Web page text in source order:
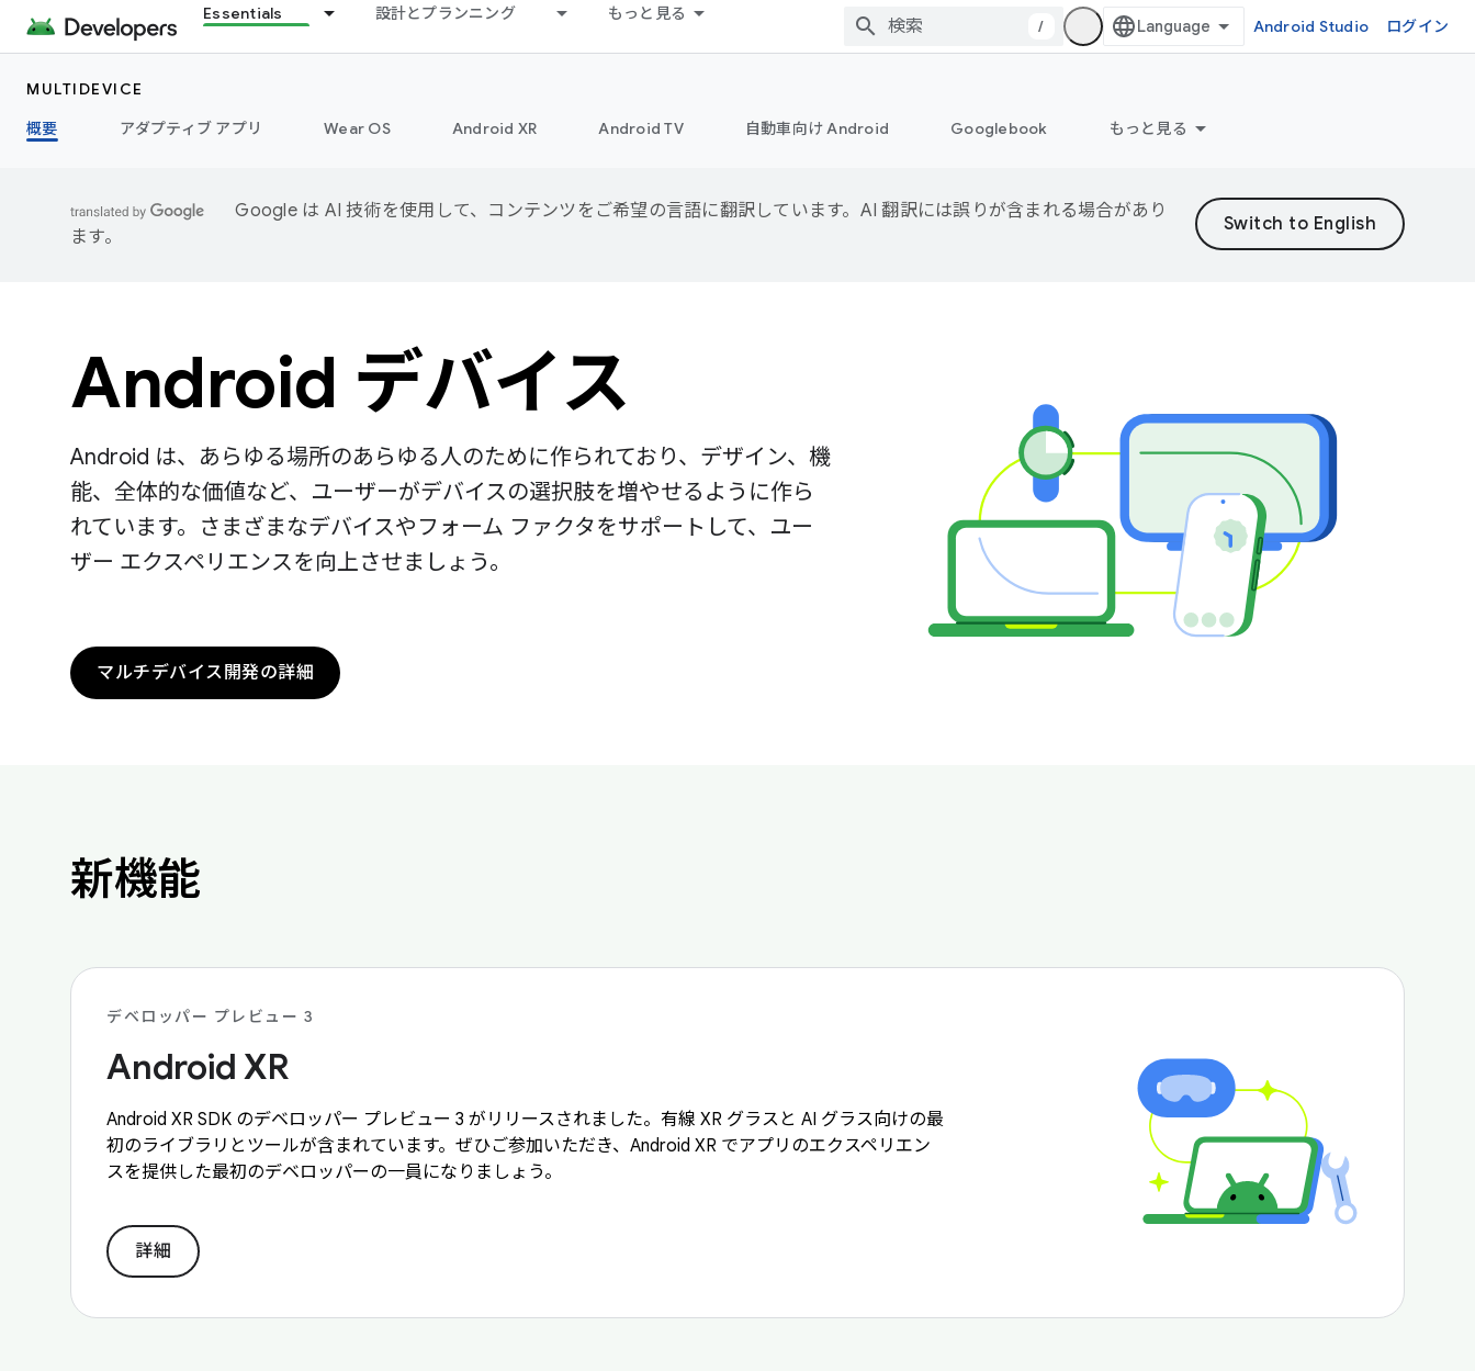
Essentials 設計とプランニング もっと見る
/ Android Studio ログイン
MULTIDEVICE
概要
アダプティブ アプリ Wear OS Android XR Android TV 自動車向け Android Googlebook もっと見る
Google は AI 技術を使用して、コンテンツをご希望の言語に翻訳しています。AI 翻訳には誤りが含まれる場合があり
ます。
Android デバイス
Android は、あらゆる場所のあらゆる人のために作られており、デザイン、機
能、全体的な価値など、ユーザーがデバイスの選択肢を増やせるように作ら
れています。さまざまなデバイスやフォーム ファクタをサポートして、ユー
ザー エクスペリエンスを向上させましょう。
マルチデバイス開発の詳細
新機能
デベロッパー プレビュー 3
Android XR
Android XR SDK のデベロッパー プレビュー 3 がリリースされました。有線 XR グラスと AI グラス向けの最
初のライブラリとツールが含まれています。ぜひご参加いただき、Android XR でアプリのエクスペリエン
スを提供した最初のデベロッパーの一員になりましょう。
詳細